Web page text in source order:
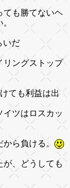
ても勝てないヘ
いだ
リングストップ
ても利益は出
ツはロスカッ
ら負ける。
が、どうしても